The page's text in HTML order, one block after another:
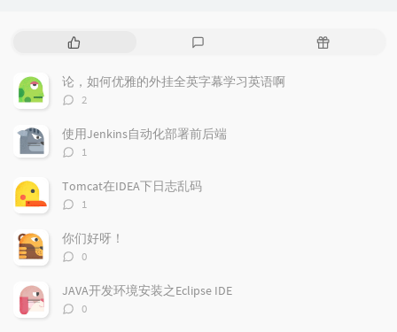
热
文
章
评
论
随
论，如何优雅的外挂全英字幕学习英语啊
评
数：
2
使用Jenkins自动化部署前后端
评
数：
1
Tomcat在IDEA下日志乱码
评
数：
1
你们好呀！
评
数：
0
JAVA开发环境安装之Eclipse IDE
评
0